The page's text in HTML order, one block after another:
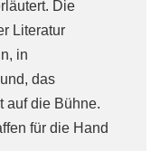
Die
Literatur
in
das
auf die Bühne.
für die Hand